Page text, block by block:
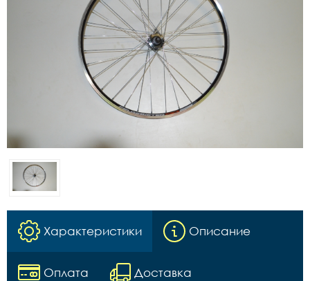
Характеристики Описание
Оплата Доставка